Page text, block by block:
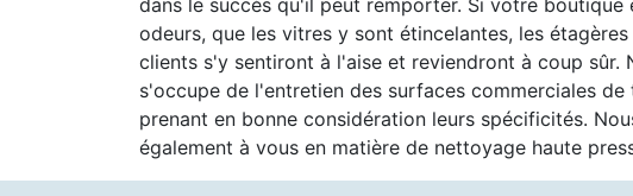
dans le succès qu'il peut remporter. Si votre boutique
odeurs, que les vitres y sont étincelantes, les
clients s'y sentiront à l'aise et reviendront à coup sûr.
s'occupe de l'entretien des surfaces commerciales
prenant en bonne considération leurs spécificités.
également à vous en matière de nettoyage haute